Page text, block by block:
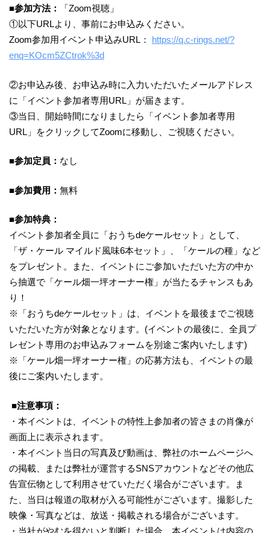
■参加方法：
「Zoom視聴」
①以下URLより、事前にお申込みください。
Zoom参加用イベント申込みURL： https://q.c-rings.net/?
enq=KOcm5ZCtrok%3d
②お申込み後、お申込み時に入力いただいたメールアドレス
に「イベント参加者専用URL」が届きます。
③当日、開始時間になりましたら「イベント参加者専用
URL」をクリックしてZoomに移動し、ご視聴ください。
■参加定員： なし
■参加費用： 無料
■参加特典：
イベント参加者全員に「おうちdeケールセット」として、
「ザ・ケール マイルド風味6本セット」、「ケールの種」など
をプレゼント。また、イベントにご参加いただいた方の中か
ら抽選で「ケール畑一坪オーナー権」が当たるチャンスもあ
り！
※「おうちdeケールセット」は、イベントを最後までご視聴
いただいた方が対象となります。(イベントの最後に、全員プ
レゼント専用のお申込みフォームを別途ご案内いたします)
※「ケール畑一坪オーナー権」の応募方法も、イベントの最
後にご案内いたします。
■注意事項：
・本イベントは、イベントの特性上参加者の皆さまの肖像が
画面上に表示されます。
・本イベント当日の写真及び動画は、弊社のホームページへ
の掲載、または弊社が運営するSNSアカウントなどその他広
告宣伝物として利用させていただく場合がございます。ま
た、当日は報道の取材が入る可能性がございます。撮影した
映像・写真などは、放送・掲載される場合がございます。
・当社がやむを得ないと判断した場合、本イベントは内容の